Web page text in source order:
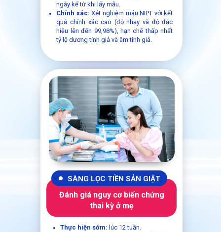
Thực hiện sớm: lúc 12 tuần.
ngày kể từ khi lấy mẫu.
Chính xác:Xét nghiệm máu NIPT với kết
quả chính xác cao (độ nhạy và độ đặc
hiệu lên đến 99,98%), hạn chế thấp nhất
tỷ lệ dương tính giả và âm tính giả.
SÀNG LỌC TIỀN SẢN GIẬT
Đánh giá nguy cơ biến chứng
thai kỳ ở mẹ